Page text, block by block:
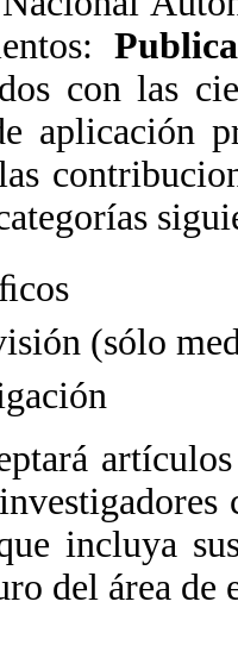
con las
aplicación
(sólo
incluya
del área de